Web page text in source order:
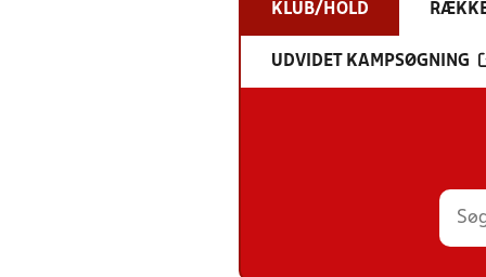
KLUB/HOLD
UDVIDET KAMPSØGNING